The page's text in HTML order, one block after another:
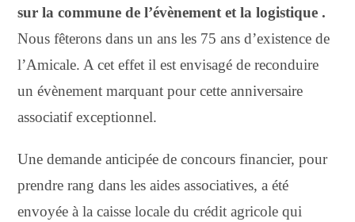
sur la commune de l’évènement et la logistique .
Nous fêterons dans un ans les 75 ans d’existence de
l’Amicale. A cet effet il est envisagé de reconduire
un évènement marquant pour cette anniversaire
associatif exceptionnel.
Une demande anticipée de concours financier, pour
prendre rang dans les aides associatives, a été
envoyée à la caisse locale du crédit agricole qui